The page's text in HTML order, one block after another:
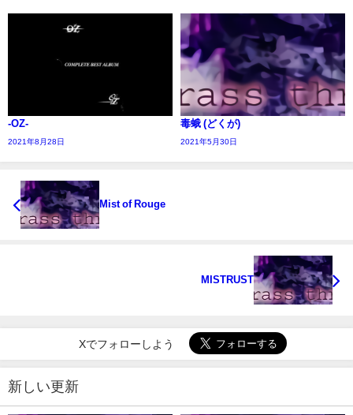
-OZ-
2021年8月28日
毒蛾 (どくが)
2021年5月30日
Mist of Rouge
MISTRUST
Xでフォローしよう
新しい更新